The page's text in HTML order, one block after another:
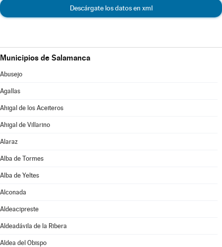
Descárgate los datos en xml
Municipios de Salamanca
Abusejo
Agallas
Ahigal de los Aceiteros
Ahigal de Villarino
Alaraz
Alba de Tormes
Alba de Yeltes
Alconada
Aldeacipreste
Aldeadávila de la Ribera
Aldea del Obispo